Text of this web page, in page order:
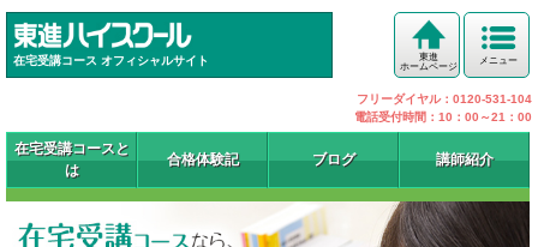
在宅受講コース オフィシャルサイト メニュー
東進
ホームページ
フリーダイヤル：0120-531-104
電話受付時間：10：00～21：00
在宅受講コースと
は
合格体験記 ブログ 講師紹介